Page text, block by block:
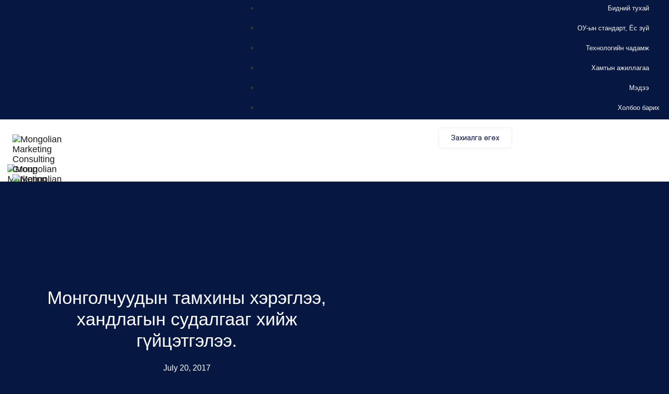
Бидний тухай
ОУ-ын стандарт, Ёс зүй
Технологийн чадамж
Хамтын ажиллагаа
Мэдээ
Холбоо барих
Захиалга өгөх
Монголчуудын тамхины хэрэглээ,
хандлагын судалгааг хийж
гүйцэтгэлээ.
July 20, 2017